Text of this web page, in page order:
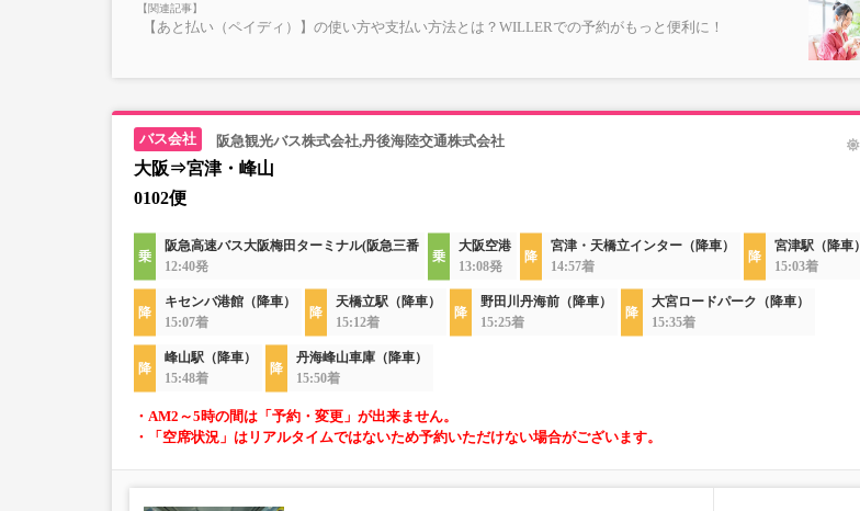
【あと払い（ペイディ）】の使い方や支払い方法とは？WILLERでの予約がもっと便利に！
阪急観光バス株式会社,丹後海陸交通株式会社
大阪⇒宮津・峰山
0102便
阪急高速バス大阪梅田ターミナル(阪急三番
12:40発
大阪空港
13:08発
宮津・天橋立インター（降車）
14:57着
宮津駅（降車）
15:03着
キセンバ港館（降車）
15:07着
天橋立駅（降車）
15:12着
野田川丹海前（降車）
15:25着
大宮ロードパーク（降車）
15:35着
峰山駅（降車）
15:48着
丹海峰山車庫（降車）
15:50着
・AM2～5時の間は「予約・変更」が出来ません。
・「空席状況」はリアルタイムではないため予約いただけない場合がございます。